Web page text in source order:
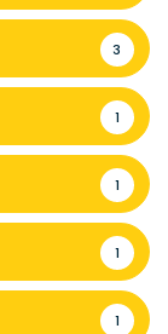
3
1
1
1
1